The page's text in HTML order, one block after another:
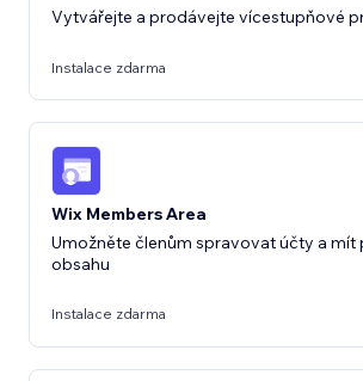
Vytvářejte a prodávejte vícestupňové
Instalace zdarma
Wix Members Area
Umožněte členům spravovat účty a mít
obsahu
Instalace zdarma